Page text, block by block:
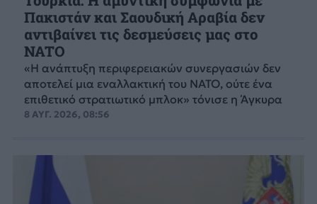
Πακιστάν και Σαουδική Αραβία δεν
αντιβαίνει τις δεσμεύσεις μας στο
NATO
«Η ανάπτυξη περιφερειακών συνεργασιών δεν
αποτελεί μια εναλλακτική του ΝΑΤΟ, ούτε ένα
επιθετικό στρατιωτικό μπλοκ» τόνισε η Άγκυρα
8 ΑΥΓ. 2026, 08:56